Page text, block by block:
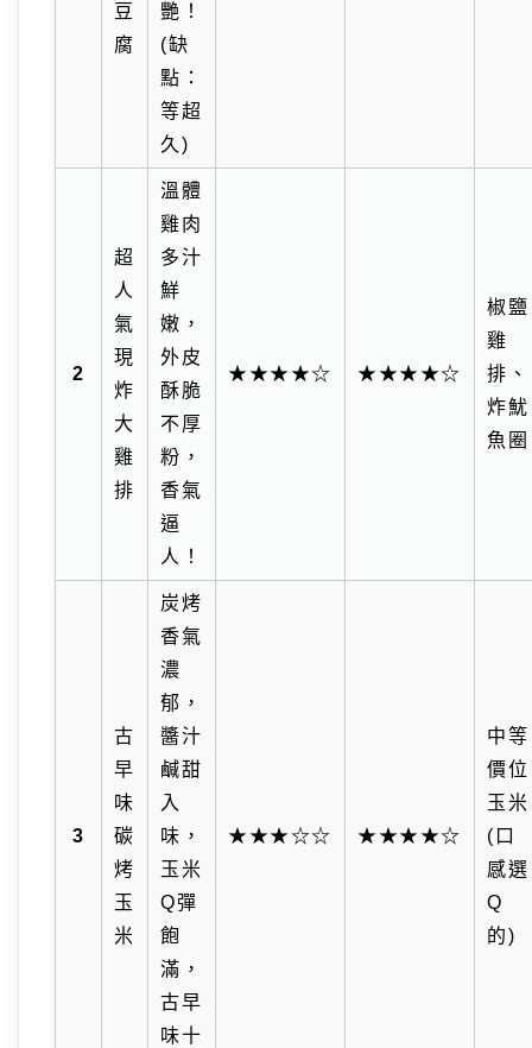
豆
腐
艷！
(缺
點：
等超
久)
2
超
人
氣
現
炸
大
雞
排
溫體
雞肉
多汁
鮮
嫩，
外皮
酥脆
不厚
粉，
香氣
逼
人！
★★★★☆ ★★★★☆
椒鹽
雞
排、
炸魷
魚圈
3
古
早
味
碳
烤
玉
米
炭烤
香氣
濃
郁，
醬汁
鹹甜
入
味，
玉米
Q彈
飽
滿，
古早
味十
★★★☆☆ ★★★★☆
中等
價位
玉米
(口
感選
Q
的)